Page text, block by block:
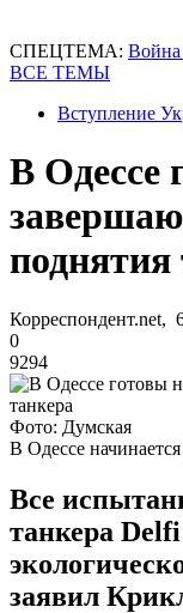
СПЕЦТЕМА:
ВСЕ ТЕМЫ
Вступление
В Одессе
поднятия
Корреспондент.net,
0
9294
Фото: Думская
В Одессе
Все
танкера
заявил